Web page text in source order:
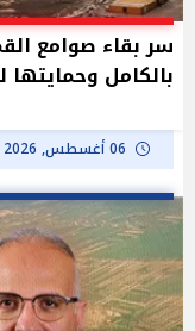
سر بقاء صوامع
بالكامل وحمايتها
06 أغسطس, 2026 01:00 م